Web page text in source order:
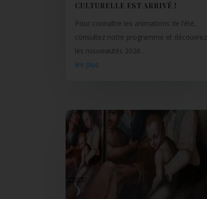
CULTURELLE EST ARRIVÉ !
Pour connaître les animations de l’été,
consultez notre programme et découvrez
les nouveautés 2026…
lire plus